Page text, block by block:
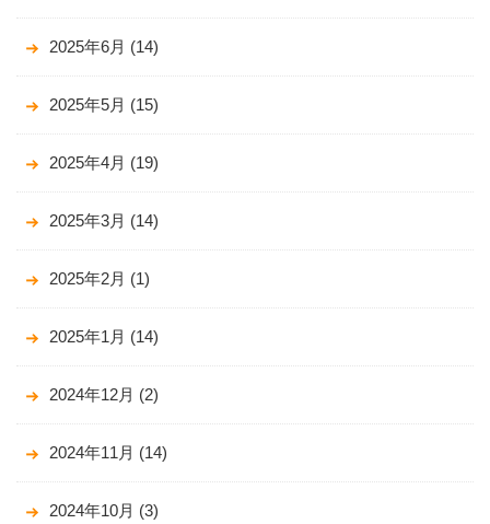
2025年6月 (14)
2025年5月 (15)
2025年4月 (19)
2025年3月 (14)
2025年2月 (1)
2025年1月 (14)
2024年12月 (2)
2024年11月 (14)
2024年10月 (3)